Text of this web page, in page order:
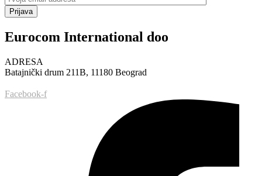
Prijava
Eurocom International doo
ADRESA
Batajnički drum 211B, 11180 Beograd
Facebook-f